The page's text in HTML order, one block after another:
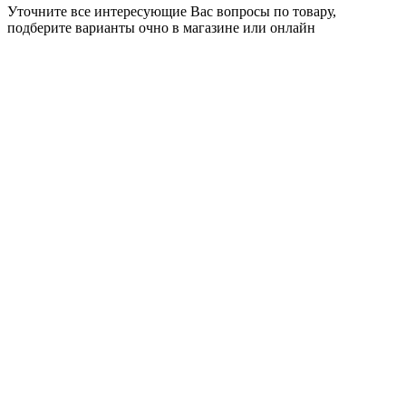
Уточните все интересующие Вас вопросы по товару,
подберите варианты очно в магазине или онлайн